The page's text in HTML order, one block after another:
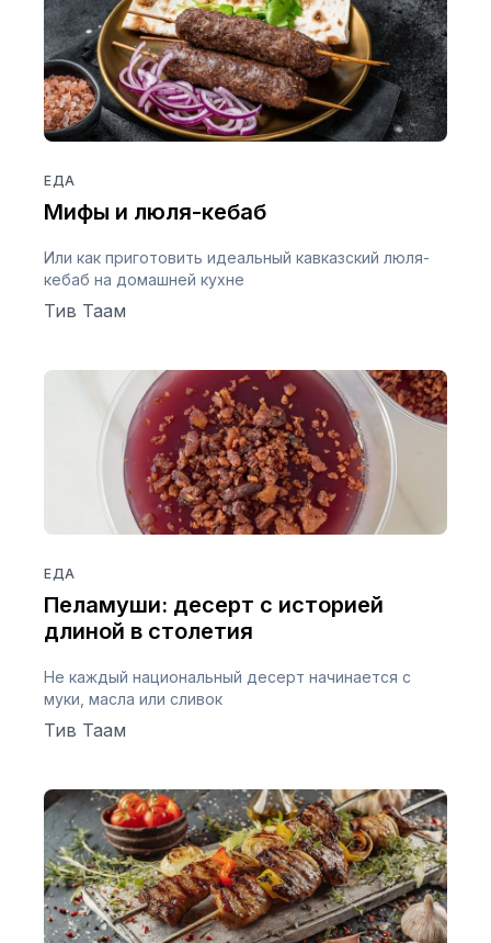
ЕДА
Мифы и люля-кебаб
Или как приготовить идеальный кавказский люля-
кебаб на домашней кухне
Тив Таам
ЕДА
Пеламуши: десерт с историей
длиной в столетия
Не каждый национальный десерт начинается с
муки, масла или сливок
Тив Таам